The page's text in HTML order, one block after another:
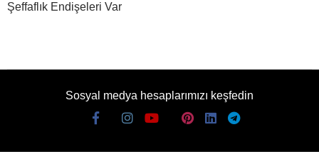
Şeffaflık Endişeleri Var
Sosyal medya hesaplarımızı keşfedin